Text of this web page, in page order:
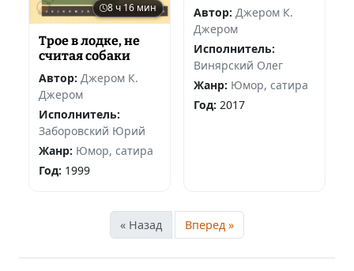
8 ч 16 мин
Трое в лодке, не
считая собаки
Автор: Джером К.
Джером
Исполнитель:
Заборовский Юрий
Жанр: Юмор, сатира
Год: 1999
Автор: Джером К.
Джером
Исполнитель:
Винярский Олег
Жанр: Юмор, сатира
Год: 2017
« Назад Вперед »